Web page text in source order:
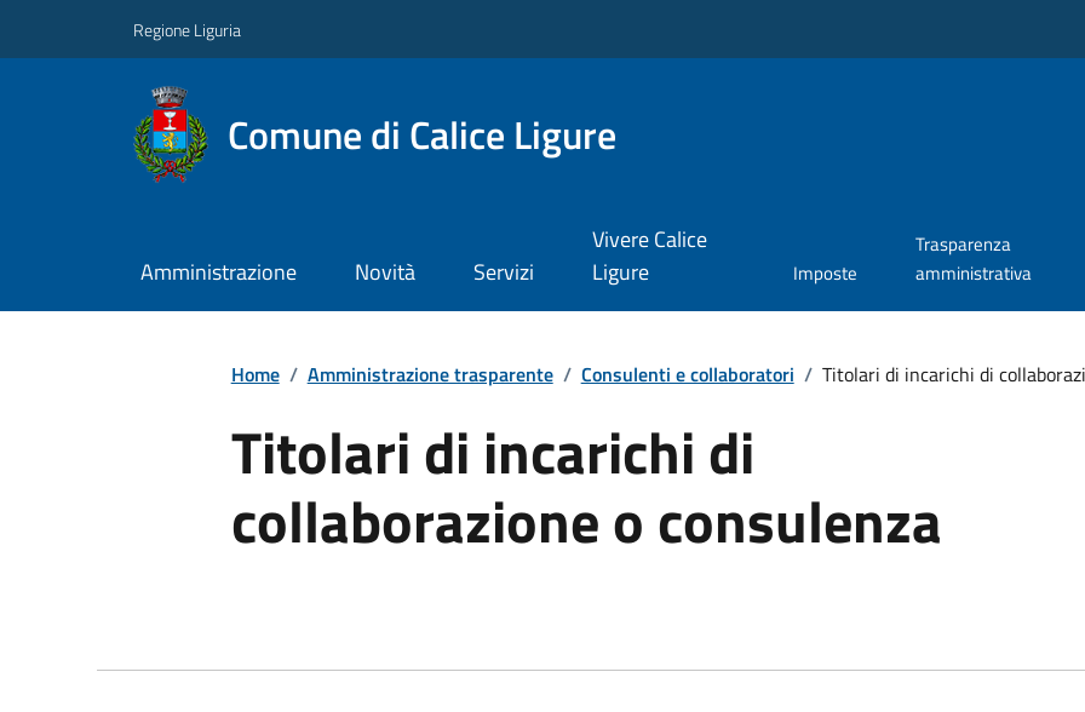
Regione Liguria
Comune di Calice Ligure
Amministrazione Novità Servizi
Vivere Calice
Ligure
Imposte
Trasparenza
amministrativa
Home / Amministrazione trasparente / Consulenti e collaboratori / Titolari di incarichi di
Titolari di incarichi di
collaborazione o consulenza